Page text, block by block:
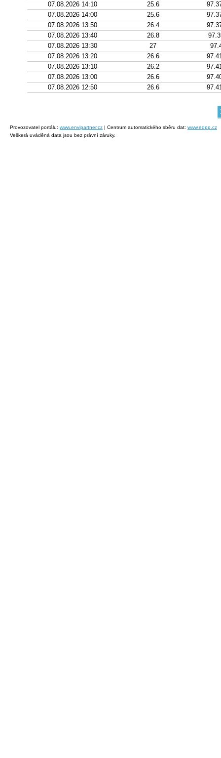
07.08.2026 14:10
25.6
07.08.2026 14:00
25.6
07.08.2026 13:50
26.4
07.08.2026 13:40
26.8
07.08.2026 13:30
27
07.08.2026 13:20
26.6
07.08.2026 13:10
26.2
07.08.2026 13:00
26.6
07.08.2026 12:50
26.6
Provozovatel portálu: www.envipartner.cz | Centrum automatického sběru dat: www.edpp.cz
Veškerá uváděná data jsou bez právní záruky.